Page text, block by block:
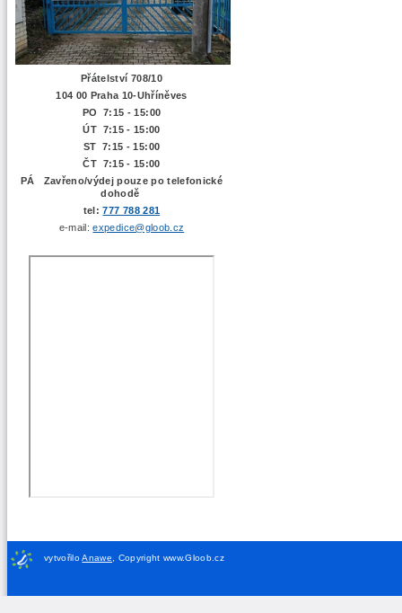
Přátelství 708/10
104 00 Praha 10-Uhříněves
PO 7:15 - 15:00
ÚT 7:15 - 15:00
ST 7:15 - 15:00
ČT 7:15 - 15:00
PÁ Zavřeno/výdej pouze po telefonické
dohodě
tel:777 788 281
e-mail:expedice@gloob.cz
vytvořiloAnawe Copyright www.Gloob.cz